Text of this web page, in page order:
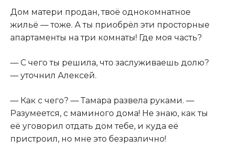
Дом матери продан, твоё однокомнатное
жильё — тоже. А ты приобрёл эти просторные
апартаменты на три комнаты! Где моя часть?
— С чего ты решила, что заслуживаешь долю?
— уточнил Алексей.
— Как с чего? — Тамара развела руками. —
Разумеется, с маминого дома! Не знаю, как ты
её уговорил отдать дом тебе, и куда её
пристроил, но мне это безразлично!